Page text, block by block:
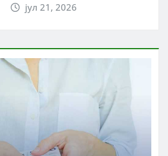
јул 21, 2026